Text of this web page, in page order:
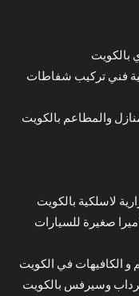
بالكويت
فني تركيب شفاطات
والمطاعم بالكويت
لاسلكية بالكويت
صغيرة للسيارات
الكافيهات في الكويت
وسيرفس بالكويت